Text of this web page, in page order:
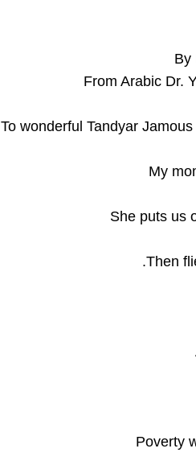
By
From Arabic Dr.
To wonderful Tandyar
My
She puts us
Then
Poverty